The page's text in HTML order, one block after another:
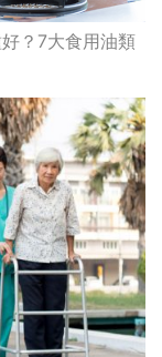
？7大食用油類